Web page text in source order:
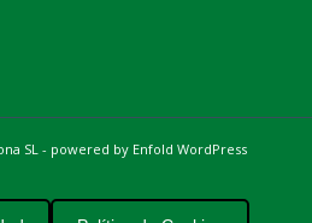
SL - powered by Enfold WordPress